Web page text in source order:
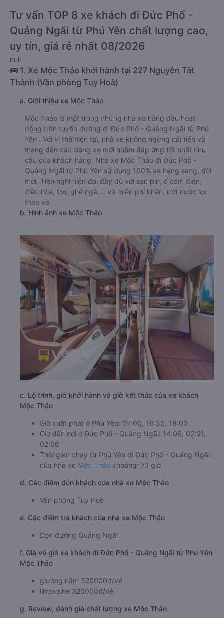
Tư vấn TOP 8 xe khách đi Đức Phổ -
Quảng Ngãi từ Phú Yên chất lượng cao,
uy tín, giá rẻ nhất 08/2026
null
🚌 1. Xe Mộc Thảo khởi hành tại 227 Nguyễn Tất
Thành (Văn phòng Tuy Hoà)
a. Giới thiệu xe Mộc Thảo
Mộc Thảo là một trong những nhà xe hàng đầu hoạt
động trên tuyến đường đi Đức Phổ - Quảng Ngãi từ Phú
Yên . Với vị thế hiện tại, nhà xe không ngừng cải tiến và
mang đến các dòng xe mới nhằm đáp ứng tốt nhất nhu
cầu của khách hàng. Nhà xe Mộc Thảo đi Đức Phổ -
Quảng Ngãi từ Phú Yên sử dụng 100% xe hạng sang, đời
mới. Tiện nghi hiện đại đầy đủ với sạc pin, ổ cắm điện,
điều hòa, tivi, ghế ngả,… và miễn phí khăn, ướt nước lọc
theo xe.
b. Hình ảnh xe Mộc Thảo
c. Lộ trình, giờ khởi hành và giờ kết thúc của xe khách
Mộc Thảo
Giờ xuất phát ở Phú Yên: 07:00, 18:55, 19:00
Giờ đến nơi ở Đức Phổ - Quảng Ngãi: 14:06, 02:01,
02:06
Thời gian chạy từ Phú Yên đi Đức Phổ - Quảng Ngãi
của nhà xe Mộc Thảo khoảng: 7.1 giờ
d. Các điểm đón khách của nhà xe Mộc Thảo
Văn phòng Tuy Hoà
e. Các điểm trả khách của nhà xe Mộc Thảo
Dọc đường Quảng Ngãi
f. Giá vé giá xe khách đi Đức Phổ - Quảng Ngãi từ Phú Yên
Mộc Thảo
giường nằm 320000đ/vé
limousine 320000đ/vé
g. Review, đánh giá chất lượng xe Mộc Thảo